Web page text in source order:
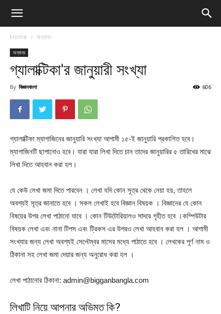
Home অন্যান্য
অন্যান্য
গ্যালাক্টিকা'র জানুয়ারী সংখ্যা
By বিজ্ঞানবাংলা 606
গ্যালাক্টিকা ম্যাগাজিনের জানুয়ারি সংখ্যা আগামী ১৫-ই জানুয়ারি প্রকাশিত হবে।
ম্যাগাজিনটি ছাপানোও হবে। যারা যারা লিখা দিতে চান তাদের জানুয়ারির ৫ তারিখের মাঝে
লিখা দিতে আহবান করা হল।
যে কেউ লেখা জমা দিতে পারবেন । লেখা যদি কোন সূত্র থেকে নেয়া হয়, তাহলে
অবশ্যই সূত্র জানাতে হবে । সকল লেখাই হবে বিজ্ঞান বিষয়ক । বিজ্ঞানের যে কোন
বিষয়ের উপর লেখা পাঠানো যাবে । কোন টিউটোরিয়ালও সাদরে গৃহীত হবে ।কম্পিউটার
বিষয়ক লেখা এবং নানা টিপস এবং ট্রিকস এর উপরও লেখা আহবান করা হল । আগামী
সংখ্যার জন্য লেখা অবশ্যই সেপ্টেম্বর মাসের মধ্যে পাঠাতে হবে । লেখকের পূর্ণ নাম ও
ঠিকানা সহ লেখা জমা দেয়ার জন্য অনুরোধ করা হল ।
লেখা পাঠানোর ঠিকানা: admin@bigganbangla.com
লিখাটি নিয়ে আপনার অভিমত কি?